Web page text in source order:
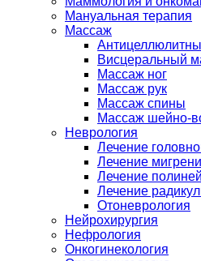
Мануальная терапия
Массаж
Висцеральный
Массаж ног
Массаж рук
Массаж спины
Массаж шейно-
Неврология
Лечение
Лечение мигрени
Лечение
Лечение
Отоневрология
Нейрохирургия
Нефрология
Онкогинекология